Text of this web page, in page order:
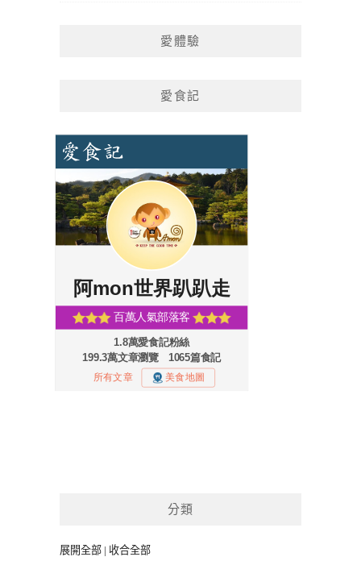
愛體驗
愛食記
分類
展開全部 | 收合全部